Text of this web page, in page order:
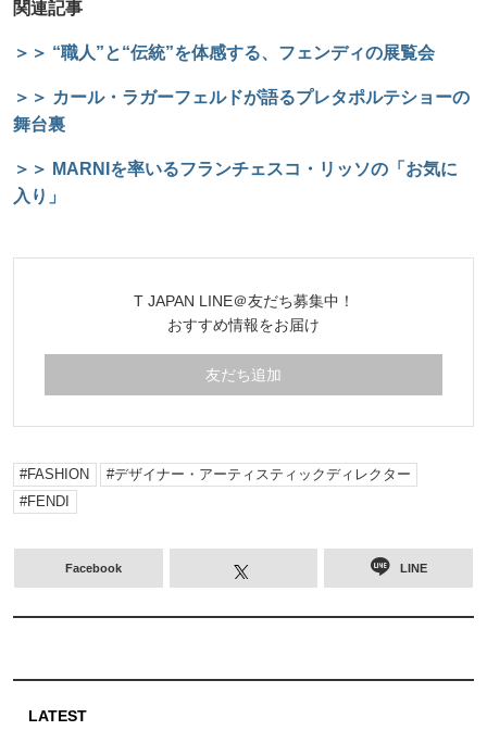
関連記事
＞＞ “職人”と“伝統”を体感する、フェンディの展覧会
＞＞ カール・ラガーフェルドが語るプレタポルテショーの
舞台裏
＞＞ MARNIを率いるフランチェスコ・リッソの「お気に
入り」
T JAPAN LINE＠友だち募集中！
おすすめ情報をお届け
友だち追加
FASHION
デザイナー・アーティスティックディレクター
FENDI
Facebook LINE
LATEST